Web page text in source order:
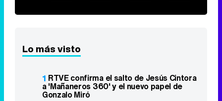
Lo más visto
1 RTVE confirma el salto de Jesús Cintora
a 'Mañaneros 360' y el nuevo papel de
Gonzalo Miró